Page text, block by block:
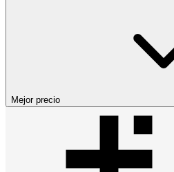
Mejor precio